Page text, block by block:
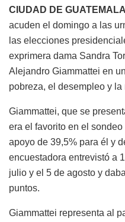
CIUDAD DE
acuden el domingo a las
las elecciones
exprimera dama Sandra
Alejandro Giammattei en
pobreza, el desempleo y la
Giammattei, que se
era el favorito en el
apoyo de 39,5% para él y
encuestadora entrevistó a
julio y el 5 de agosto y
puntos.
Giammattei representa al